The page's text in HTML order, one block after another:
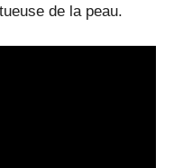
de la peau.